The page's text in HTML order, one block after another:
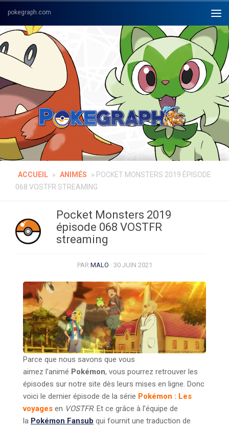
Skip to content
ACCUEIL » ANIMÉS » POCKET MONSTERS 2019 ÉPISODE
068 VOSTFR STREAMING
Pocket Monsters 2019
épisode 068 VOSTFR
streaming
PAR MALO · 30 JUIN 2021
Parce que nous savons que vous
aimez l’animé Pokémon, vous pourrez retrouver les
épisodes sur notre site dès leurs mises en ligne. Donc
voici le dernier épisode de la série Pokémon : Les
voyages en VOSTFR. Et ce grâce à l’équipe de
la Pokémon Fansub qui fournit une traduction de